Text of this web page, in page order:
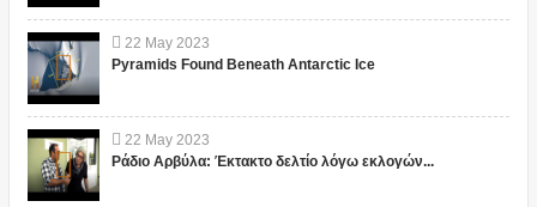
22 May 2023
Pyramids Found Beneath Antarctic Ice
22 May 2023
Ράδιο Αρβύλα: Έκτακτο δελτίο λόγω εκλογών...